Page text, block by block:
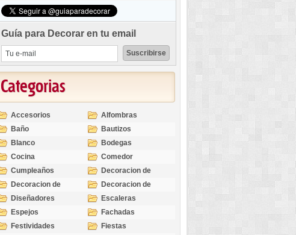
Guía para Decorar en tu email
Categorias
Accesorios
Alfombras
Baño
Bautizos
Blanco
Bodegas
Cocina
Comedor
Cumpleaños
Decoracion de
Exteriores
Decoracion de
Interiores
Decoracion de
Ocasiones
Diseñadores
Escaleras
Espejos
Fachadas
Festividades
Fiestas